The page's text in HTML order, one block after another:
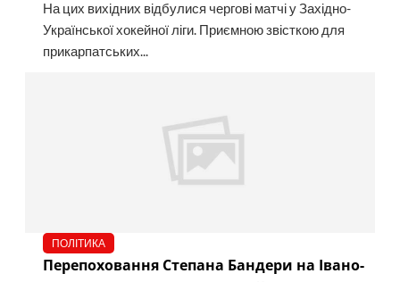
На цих вихідних відбулися чергові матчі у Західно-
Української хокейної ліги. Приємною звісткою для
прикарпатських...
ПОЛІТИКА
Перепоховання Степана Бандери на Івано-